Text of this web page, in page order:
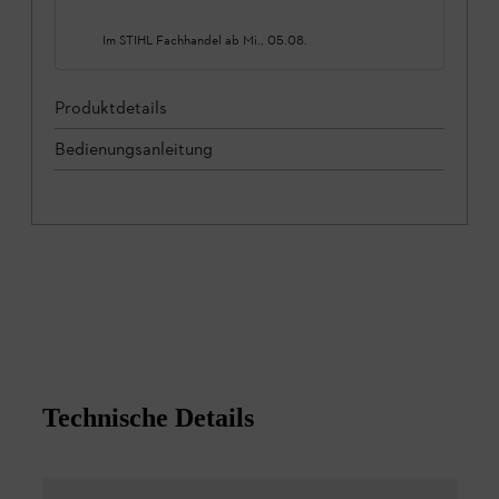
Im STIHL Fachhandel ab Mi., 05.08.
Produktdetails
Bedienungsanleitung
Technische Details